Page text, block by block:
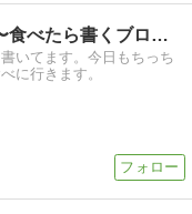
岩手のうまいラーメン〜食べたら書くブログ〜
いてます。今日もちっち
に行きます。